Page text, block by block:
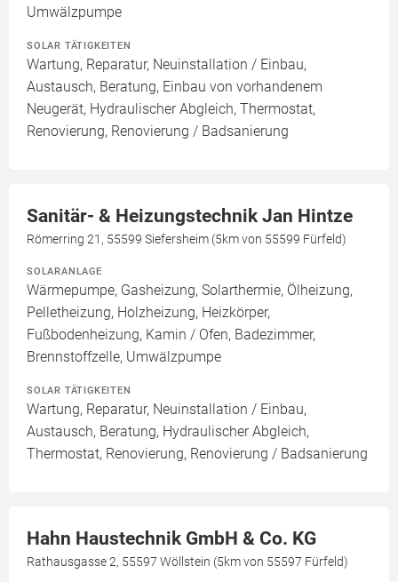
Umwälzpumpe
SOLAR TÄTIGKEITEN
Wartung, Reparatur, Neuinstallation / Einbau,
Austausch, Beratung, Einbau von vorhandenem
Neugerät, Hydraulischer Abgleich, Thermostat,
Renovierung, Renovierung / Badsanierung
Sanitär- & Heizungstechnik Jan Hintze
Römerring 21, 55599 Siefersheim (5km von 55599 Fürfeld)
SOLARANLAGE
Wärmepumpe, Gasheizung, Solarthermie, Ölheizung,
Pelletheizung, Holzheizung, Heizkörper,
Fußbodenheizung, Kamin / Ofen, Badezimmer,
Brennstoffzelle, Umwälzpumpe
SOLAR TÄTIGKEITEN
Wartung, Reparatur, Neuinstallation / Einbau,
Austausch, Beratung, Hydraulischer Abgleich,
Thermostat, Renovierung, Renovierung / Badsanierung
Hahn Haustechnik GmbH & Co. KG
Rathausgasse 2, 55597 Wöllstein (5km von 55597 Fürfeld)